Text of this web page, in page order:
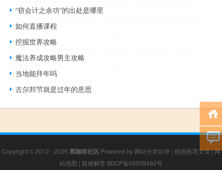
“窃会计之余功”的出处是哪里
如何直播课程
挖掘世界攻略
魔法养成攻略男主攻略
当地能拜年吗
古尔邦节就是过年的意思
Copyright © 2012 - 2026 黑咖啡社区 Powered by 网站分类目录 | 精选推荐文章|网
站地图 | 疑难解答 陕ICP备05039492号